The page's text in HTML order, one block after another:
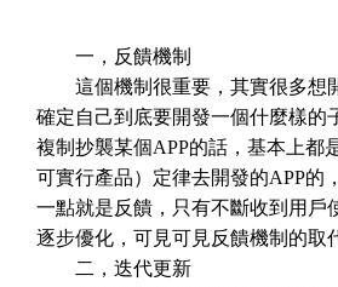
一，反饋機制
這個機制很重要，其實很多想
確定自己到底要開發一個什麼樣的
複制抄襲某個APP的話，基本上都
可實行產品）定律去開發的APP的
一點就是反饋，只有不斷收到用戶
逐步優化，可見可見反饋機制的取
二，迭代更新